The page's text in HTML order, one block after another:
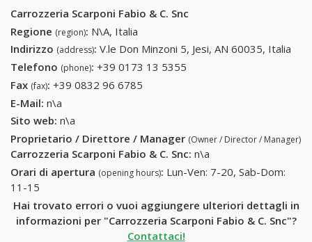
Carrozzeria Scarponi Fabio & C. Snc
Regione (region): N\A, Italia
Indirizzo (address): V.le Don Minzoni 5, Jesi, AN 60035, Italia
Telefono (phone): +39 0173 13 5355
Fax (fax): +39 0832 96 6785
E-Mail: n\a
Sito web: n\a
Proprietario / Direttore / Manager (Owner / Director / Manager)
Carrozzeria Scarponi Fabio & C. Snc: n\a
Orari di apertura (opening hours): Lun-Ven: 7-20, Sab-Dom:
11-15
Hai trovato errori o vuoi aggiungere ulteriori dettagli in
informazioni per "Carrozzeria Scarponi Fabio & C. Snc"?
Contattaci!